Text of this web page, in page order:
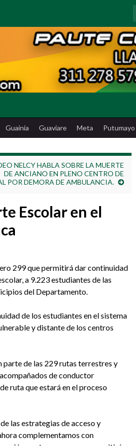
Guainia Guaviare Meta Putumayo
NELCY HABLA SOBRE LA MUERTE
DE ANCIANO EN PLENO CENTRO DE
POR DEMORA DE AMBULANCIA.
Escolar en el
299 que permitirá dar continuidad
a 9.223 estudiantes de las
del Departamento.
de los estudiantes en el sistema
y distante de los centros
parte de las 229 rutas terrestres y
de conductor
ruta que estará en el proceso
las estrategias de acceso y
complementamos con